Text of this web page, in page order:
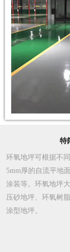
特
环氧地坪可根据不
5mm厚的自流平地
涂装等。环氧地坪
压砂地坪、环氧树
涂型地坪。